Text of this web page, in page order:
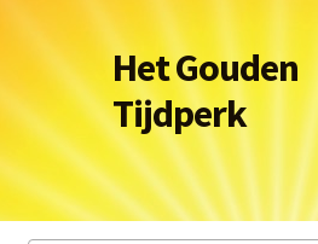
naar
navigatie
de
inhoud
Het Gouden
Tijdperk
Winkel